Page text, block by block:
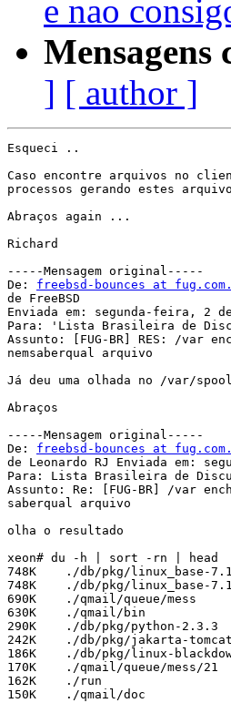
e nao
Mensagens
] [ author ]
Esqueci ..
Caso encontre arquivos no
processos gerando estes
Abraços again ...
Richard
-----Mensagem original-----
De: freebsd-bounces at
de FreeBSD
Enviada em: segunda-feira, 2
Para: 'Lista Brasileira de
Assunto: [FUG-BR] RES: /var
nemsaberqual arquivo
Já deu uma olhada no /var/
Abraços
-----Mensagem original-----
De: freebsd-bounces at
de Leonardo RJ Enviada em:
Para: Lista Brasileira de
Assunto: Re: [FUG-BR] /var
saberqual arquivo
olha o resultado
xeon# du -h | sort -rn | head
748K    ./db/pkg/linux_base-
748K    ./db/pkg/linux_base-
690K    ./qmail/queue/mess
630K    ./qmail/bin
290K    ./db/pkg/python-2.3.3
242K    ./db/pkg/jakarta-
186K    ./db/pkg/linux-
170K    ./qmail/queue/mess/21
162K    ./run
150K    ./qmail/doc